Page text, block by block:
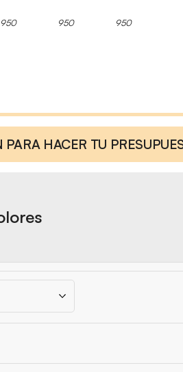
950 950 950
HACER TU